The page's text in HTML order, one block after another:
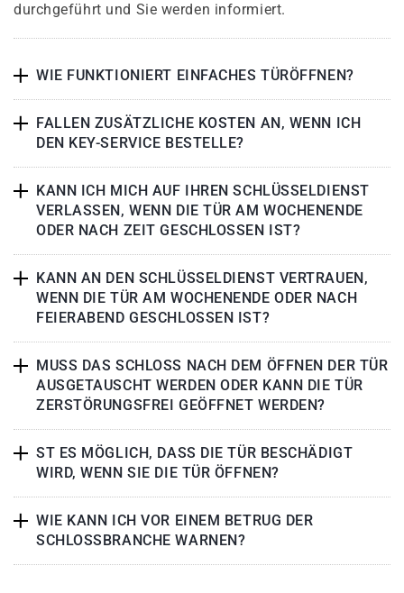
durchgeführt und Sie werden informiert.
WIE FUNKTIONIERT EINFACHES TÜRÖFFNEN?
FALLEN ZUSÄTZLICHE KOSTEN AN, WENN ICH
DEN KEY-SERVICE BESTELLE?
KANN ICH MICH AUF IHREN SCHLÜSSELDIENST
VERLASSEN, WENN DIE TÜR AM WOCHENENDE
ODER NACH ZEIT GESCHLOSSEN IST?
KANN AN DEN SCHLÜSSELDIENST VERTRAUEN,
WENN DIE TÜR AM WOCHENENDE ODER NACH
FEIERABEND GESCHLOSSEN IST?
MUSS DAS SCHLOSS NACH DEM ÖFFNEN DER TÜR
AUSGETAUSCHT WERDEN ODER KANN DIE TÜR
ZERSTÖRUNGSFREI GEÖFFNET WERDEN?
ST ES MÖGLICH, DASS DIE TÜR BESCHÄDIGT
WIRD, WENN SIE DIE TÜR ÖFFNEN?
WIE KANN ICH VOR EINEM BETRUG DER
SCHLOSSBRANCHE WARNEN?